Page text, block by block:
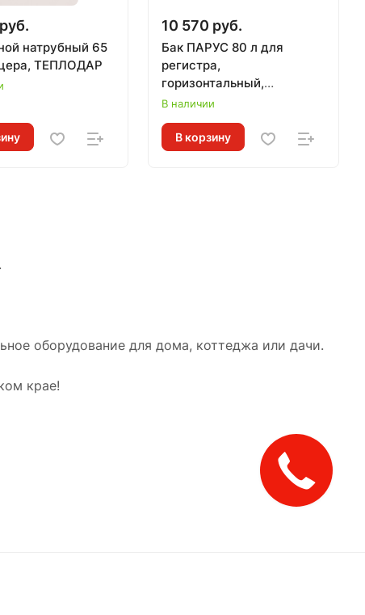
натрубный 65
ТЕПЛОДАР
10 570 руб.
Бак ПАРУС 80 л для
регистра,
горизонтальный,
ТЕПЛОДАР
В наличии
В корзину
оборудование для дома, коттеджа или дачи.
крае!
Закажите
звонок!